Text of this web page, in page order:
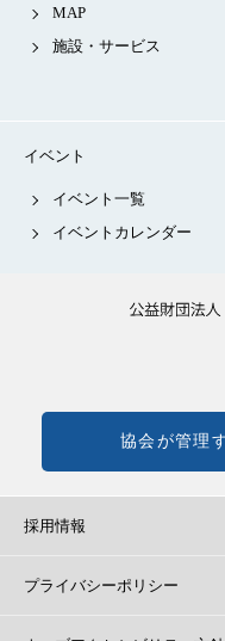
MAP
施設・サービス
イベント
イベント一覧
イベントカレンダー
協会が管理
採用情報
プライバシーポリシー